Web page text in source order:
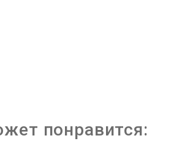
понравится: